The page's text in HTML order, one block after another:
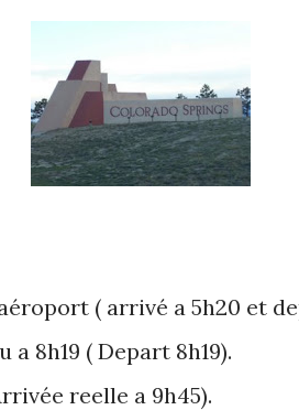
( arrivé a 5h20 et
8h19 ( Depart 8h19).
reelle a 9h45).